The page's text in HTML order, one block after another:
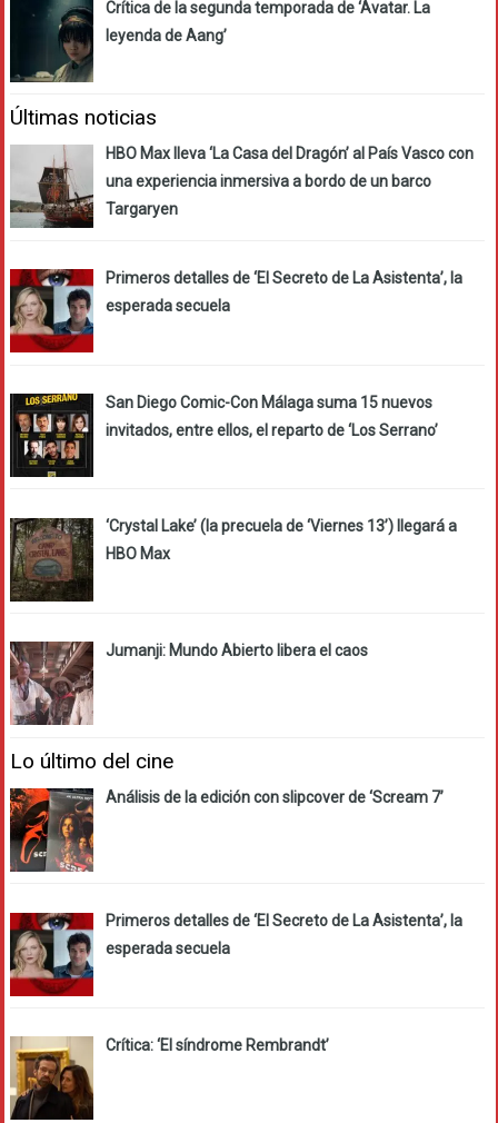
Crítica de la segunda temporada de ‘Avatar. La
leyenda de Aang’
Últimas noticias
HBO Max lleva ‘La Casa del Dragón’ al País Vasco con
una experiencia inmersiva a bordo de un barco
Targaryen
Primeros detalles de ‘El Secreto de La Asistenta’, la
esperada secuela
San Diego Comic-Con Málaga suma 15 nuevos
invitados, entre ellos, el reparto de ‘Los Serrano’
‘Crystal Lake’ (la precuela de ‘Viernes 13’) llegará a
HBO Max
Jumanji: Mundo Abierto libera el caos
Lo último del cine
Análisis de la edición con slipcover de ‘Scream 7’
Primeros detalles de ‘El Secreto de La Asistenta’, la
esperada secuela
Crítica: ‘El síndrome Rembrandt’